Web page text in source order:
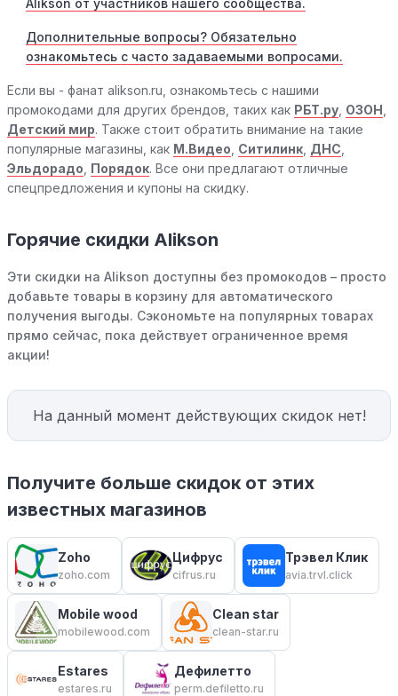
Alikson от участников нашего сообщества.
Дополнительные вопросы? Обязательно
ознакомьтесь с часто задаваемыми вопросами.
Если вы - фанат alikson.ru, ознакомьтесь с нашими
промокодами для других брендов, таких как РБТ.ру ОЗОН
Детский мир. Также стоит обратить внимание на такие
популярные магазины, как М.Видео Ситилинк ДНС
Эльдорадо Порядок. Все они предлагают отличные
спецпредложения и купоны на скидку.
Горячие скидки Alikson
Эти скидки на Alikson доступны без промокодов – просто
добавьте товары в корзину для автоматического
получения выгоды. Сэкономьте на популярных товарах
прямо сейчас, пока действует ограниченное время
акции!
На данный момент действующих скидок нет!
Получите больше скидок от этих
известных магазинов
Zoho
zoho.com
Цифрус
cifrus.ru
Трэвел Клик
avia.trvl.click
Mobile wood
mobilewood.com
Clean star
clean-star.ru
Estares
estares.ru
Дефилетто
perm.defiletto.ru